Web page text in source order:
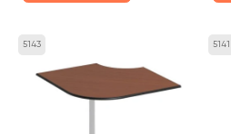
5143 5141